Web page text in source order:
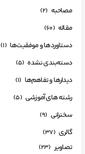
مصاحبه (2)
مقاله (60)
دستاوردها و موفقیت‌ها (1)
دسته‌بندی نشده (5)
دیدارها و تفاهم‌ها (1)
رشته های آموزشی (5)
سخنرانی (9)
گالری (37)
تصاویر (23)